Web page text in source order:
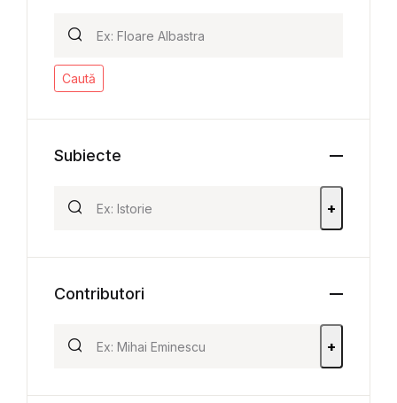
Caută
Subiecte
+
Contributori
+